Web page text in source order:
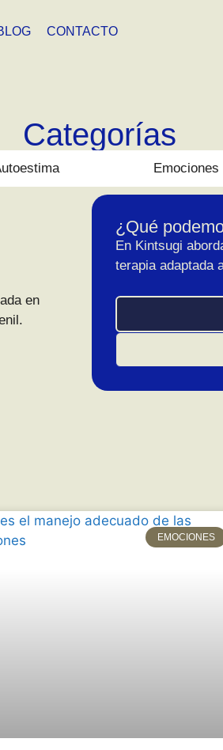
CONTACTO
Categorías
Emociones
en
¿Qué
En Kintsugi
terapia adaptada
EMOCIONES